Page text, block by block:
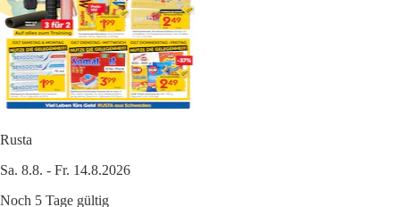
Rusta
Sa. 8.8. - Fr. 14.8.2026
Noch 5 Tage gültig